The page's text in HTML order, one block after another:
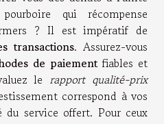
qui récompense
? Il est impératif de
transactions. Assurez-vous
de paiementfiables et
le rapport qualité-prix
correspond à vos
service offert. Pour ceux